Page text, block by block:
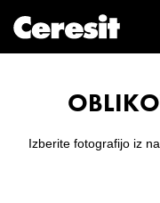
Izberite fotografijo iz